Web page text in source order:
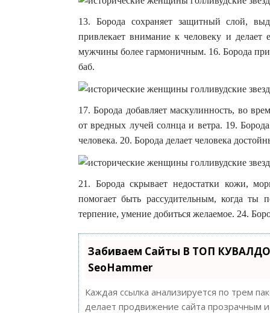
13. Борода сохраняет защитный слой,
привлекает внимание к человеку и
мужчины более гармоничным. 16. Борода
баб.
17. Борода добавляет маскулинность, во
от вредных лучей солнца и ветра. 19.
человека. 20. Борода делает человека
21. Борода скрывает недостатки кожи,
помогает быть рассудительным, когда ты
терпение, умение добиться желаемое. 24.
Забиваем Сайты В ТОП
SeoHammer
Каждая ссылка анализируется по трем
делает продвижение сайта прозрачным